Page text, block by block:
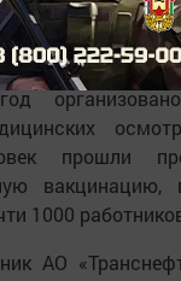
прошли
вакцинацию,
1000
АО